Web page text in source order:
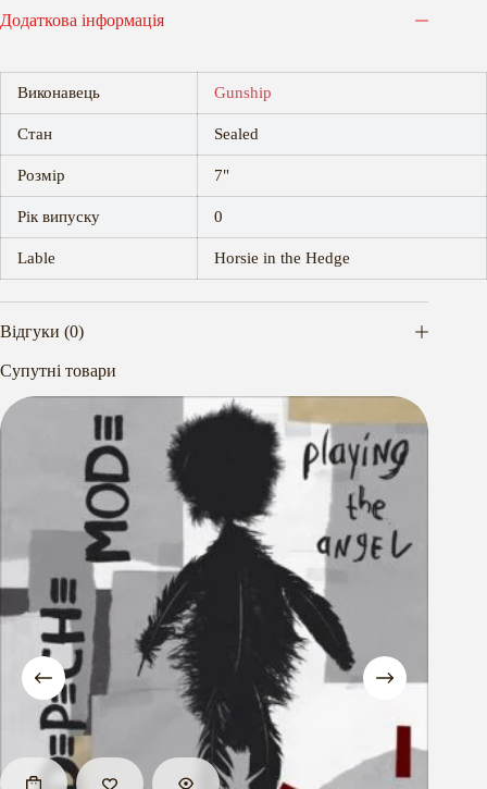
Додаткова інформація
Виконавець Gunship
Стан Sealed
Розмір 7"
Рік випуску 0
Lable Horsie in the Hedge
Відгуки (0)
Супутні товари